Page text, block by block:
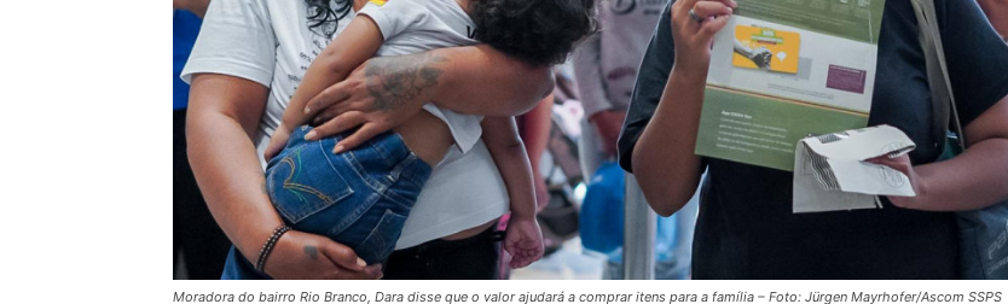
Moradora do bairro Rio Branco, Dara disse que o valor ajudará a comprar itens para a família – Foto: Jürgen Mayrhofer/Ascom SSPS